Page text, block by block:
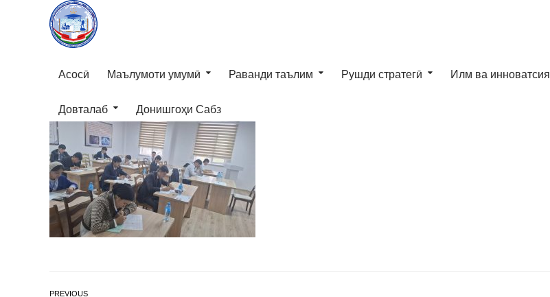
Асосӣ Маълумоти умумӣ Раванди таълим Рушди стратегӣ Илм ва инноватсия
Довталаб Донишгоҳи Сабз
PREVIOUS